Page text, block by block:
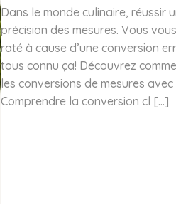
Dans le monde culinaire, réussir
précision des mesures. Vous
raté à cause d’une conversion
tous connu ça! Découvrez
les conversions de mesures
Comprendre la conversion cl […]